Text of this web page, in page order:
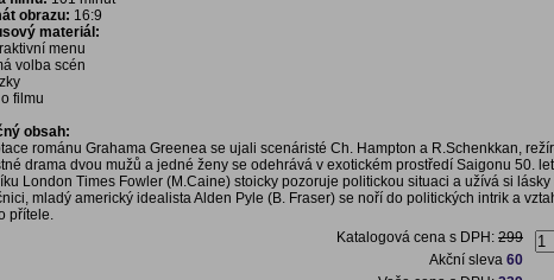
obrazu: 16:9
materiál:
menu
volba scén
filmu
obsah:
románu Grahama Greenea se ujali scenáristé Ch. Hampton a R.Schenkkan,
drama dvou mužů a jedné ženy se odehrává v exotickém prostředí Saigonu 50.
London Times Fowler (M.Caine) stoicky pozoruje politickou situaci a užívá si lásky
mladý americký idealista Alden Pyle (B. Fraser) se noří do politických intrik a
přítele.
Katalogová cena s DPH: 299
Akční sleva 60